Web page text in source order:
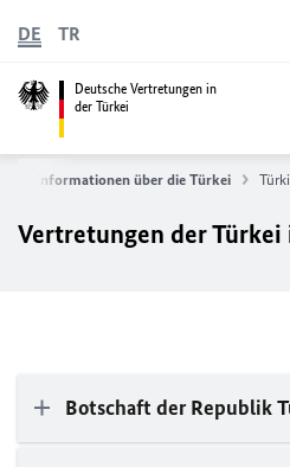
Deutsche Vertretungen in
der Türkei
DE TR
Informationen über die Türkei
Vertretungen der
Botschaft der Republik